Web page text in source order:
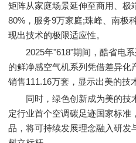
矩阵从家庭场景延伸至商用、极
80%，服务9万家庭;珠峰、南极
现出技术的极限适应性。
2025年"618"期间，酷省电系
的鲜净感空气机系列凭借差异
销售111.16万套，显示出美的技
同时，绿色创新成为美的技
定行业首个空调碳足迹国家标准
品，将可持续发展理念融入研发